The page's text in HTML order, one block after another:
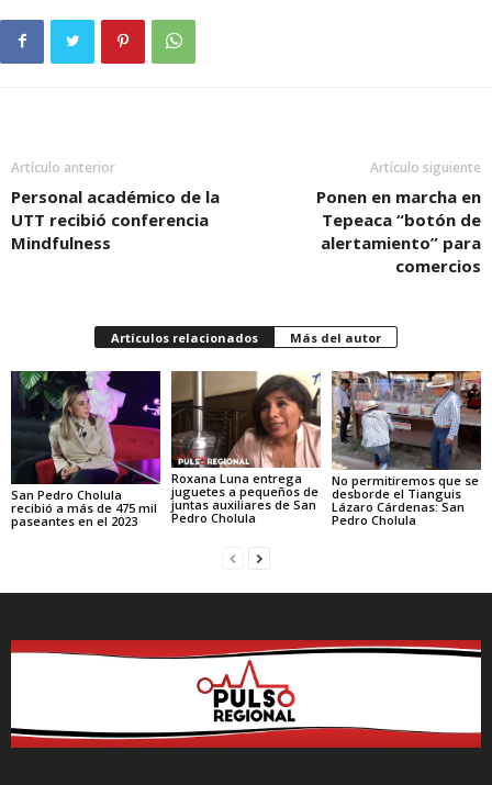
Artículo anterior
Personal académico de la
UTT recibió conferencia
Mindfulness
Artículo siguiente
Ponen en marcha en
Tepeaca “botón de
alertamiento” para
comercios
Artículos relacionados Más del autor
San Pedro Cholula
recibió a más de 475 mil
paseantes en el 2023
Roxana Luna entrega
juguetes a pequeños de
juntas auxiliares de San
Pedro Cholula
No permitiremos que se
desborde el Tianguis
Lázaro Cárdenas: San
Pedro Cholula